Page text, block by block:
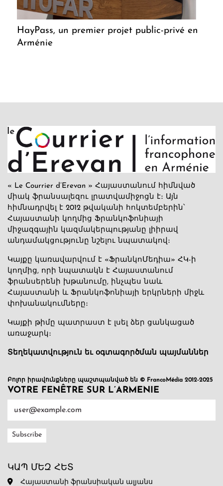
HayPass, un premier projet public-privé en
Arménie
« Le Courrier d’Erevan » Հայաստանում հիմնված
միակ ֆրանսալեզու լրատվամիջոցն է։ Այն
հիմնադրվել է 2012 թվականի հոկտեմբերին՝
Հայաստանի կողմից Ֆրանկոֆոնիայի
միջազգային կազմակերպությանը լիիրավ
անդամակցությունը նշելու նպատակով։
Կայքը կառավարվում է «ՖրանկոՄեդիա» ՀԿ-ի
կողմից, որի նպատակն է Հայաստանում
ֆրանսերենի խթանումը, ինչպես նաև
Հայաստանի և Ֆրանկոֆոնիայի երկրների միջև
փոխանակումները։
Կայքի թիմը պատրաստ է լսել ձեր ցանկացած
առաջարկ։
Տեղեկատվություն եւ օգտագործման պայմաններ
Բոլոր իրավունքները պաշտպանված են © FrancoMédia 2012-2025
VOTRE FENÊTRE SUR L’ARMENIE
ԿԱՊ ՄԵԶ ՀԵՏ
Հայաստանի ֆրանսիական ալյանս